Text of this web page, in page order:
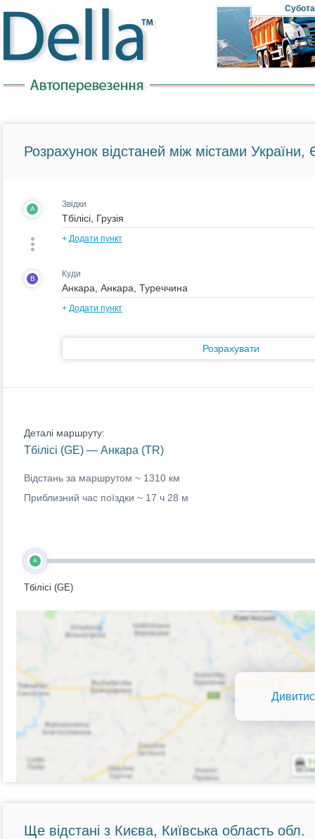
Субота
Розрахунок відстаней між містами України,
A Звідки
+ Додати пункт
B Куди
+ Додати пункт
Розрахувати
Деталі маршруту:
Тбілісі (GE) — Анкара (TR)
Відстань за маршрутом ~ 1310 км
Приблизний час поїздки ~ 17 ч 28 м
A
Тбілісі (GE)
Ще відстані з Києва, Київська область обл.